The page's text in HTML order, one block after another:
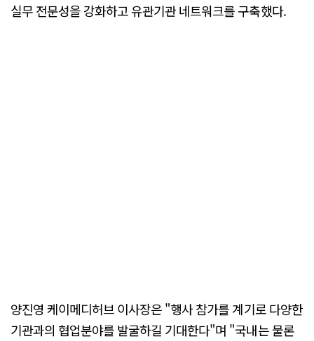
실무 전문성을 강화하고 유관기관 네트워크를 구축했다.
양진영 케이메디허브 이사장은 "행사 참가를 계기로 다양한
기관과의 협업분야를 발굴하길 기대한다"며 "국내는 물론